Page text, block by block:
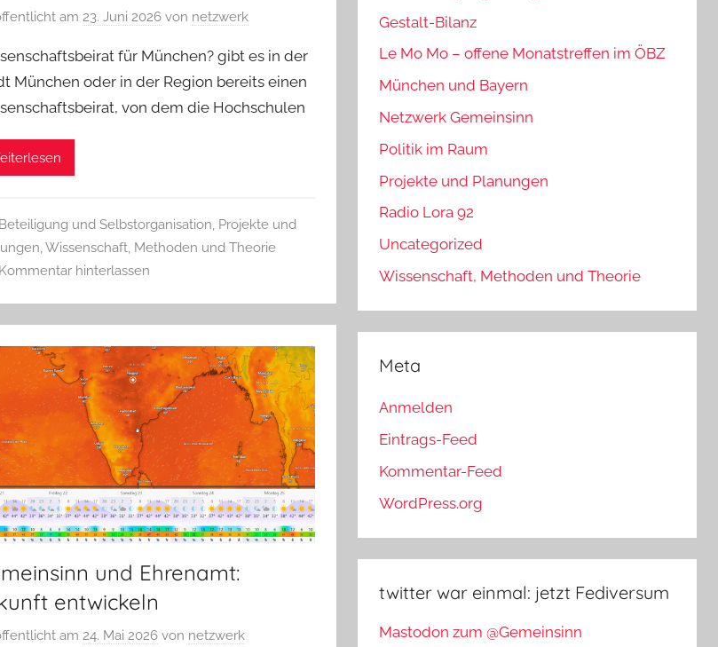
am23. Juni 2026 von netzwerk
für München? gibt es in der
München oder in der Region bereits einen
von dem die Hochschulen
Beteiligung und Selbstorganisation, Projekte und
,Wissenschaft, Methoden und Theorie
Kommentar hinterlassen
und Ehrenamt:
entwickeln
am24. Mai 2026 von netzwerk
Gestalt-Bilanz
Le Mo Mo – offene Monatstreffen im ÖBZ
München und Bayern
Netzwerk Gemeinsinn
Politik im Raum
Projekte und Planungen
Radio Lora 92
Uncategorized
Wissenschaft, Methoden und Theorie
Meta
Anmelden
Eintrags-Feed
Kommentar-Feed
WordPress.org
twitter war einmal: jetzt Fediversum
Mastodon zum @Gemeinsinn